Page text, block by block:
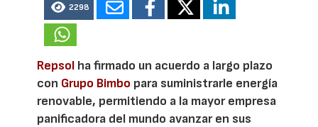
2298
Repsol ha firmado un acuerdo a largo plazo
con Grupo Bimbo para suministrarle energía
renovable, permitiendo a la mayor empresa
panificadora del mundo avanzar en sus